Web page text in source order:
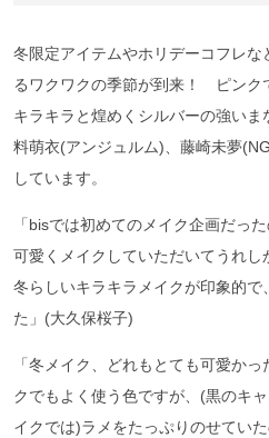
冬限定アイテムやホリデーコフレ
るワクワクの季節が到来！ ピンク
キラキラと煌めくシルバーの強い
料萌衣(アンジュルム)、藤崎未夢
しています。
「bisでは初めてのメイク企画だっ
可愛くメイクしていただいてうれ
冬らしいキラキラメイクが印象的で
た」(大久保桜子)
「冬メイク、どれもとても可愛か
クでもよく使う色ですが、(黒のキ
イクでは)ラメをたっぷりのせてい